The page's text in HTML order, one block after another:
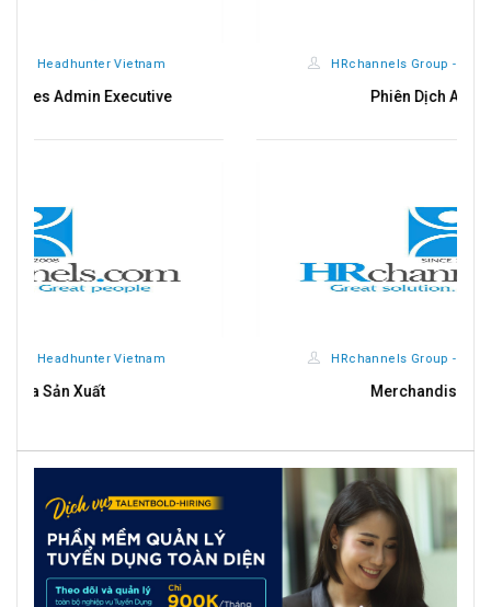
HRchannels Group - Headhunter Vietnam
Phiên Dịch Anh - Trung
HRchannels Group - Headhunter Vietnam